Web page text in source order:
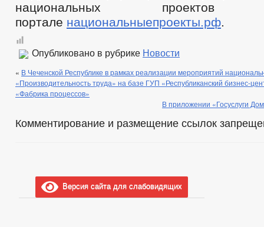
национальных
портале национальныепроекты.рф.
Опубликовано в рубрике Новости
« В Чеченской Республике в рамках реализации мероприятий
«Производительность труда» на базе ГУП «Республиканский бизнес-
«Фабрика процессов»
В приложении «Госуслуги
Комментирование и размещение ссылок
Версия сайта для слабовидящих